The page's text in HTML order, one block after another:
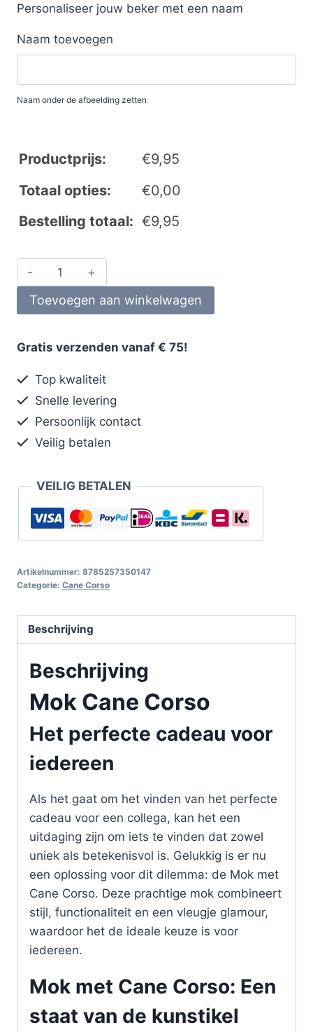
Personaliseer jouw beker met een naam
Naam toevoegen
Naam onder de afbeelding zetten
Productprijs: €9,95
Totaal opties:
€0,00
Bestelling totaal: €9,95
Toevoegen aan winkelwagen
Gratis verzenden vanaf € 75!
Top kwaliteit
Snelle levering
Persoonlijk contact
Veilig betalen
VEILIG BETALEN
Artikelnummer: 8785257350147
Categorie: Cane Corso
Beschrijving
Beschrijving
Mok Cane Corso
Het perfecte cadeau voor
iedereen
Als het gaat om het vinden van het perfecte
cadeau voor een collega, kan het een
uitdaging zijn om iets te vinden dat zowel
uniek als betekenisvol is. Gelukkig is er nu
een oplossing voor dit dilemma: de Mok met
Cane Corso. Deze prachtige mok combineert
stijl, functionaliteit en een vleugje glamour,
waardoor het de ideale keuze is voor
iedereen.
Mok met Cane Corso: Een
staat van de kunstikel